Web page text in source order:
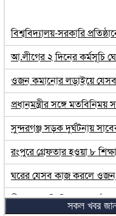
বিশ্ববিদ্যালয়-সরকারি
আ.লীগের ২ দিনের কর্মসূচি
ওজন কমানোর লড়াইয়ে
প্রধানমন্ত্রীর সঙ্গে মতবিনিময়
সুন্দরগঞ্জ সড়ক দুর্ঘটনায়
রংপুরে গ্রেফতার হওয়া ৮
ঘরের যেসব কাজ করলে
বীরগঞ্জে জমি নিয়ে সংঘর্ষে
সকল খবর